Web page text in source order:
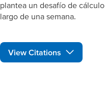
plantea un desafío de
largo de una semana.
View Citations